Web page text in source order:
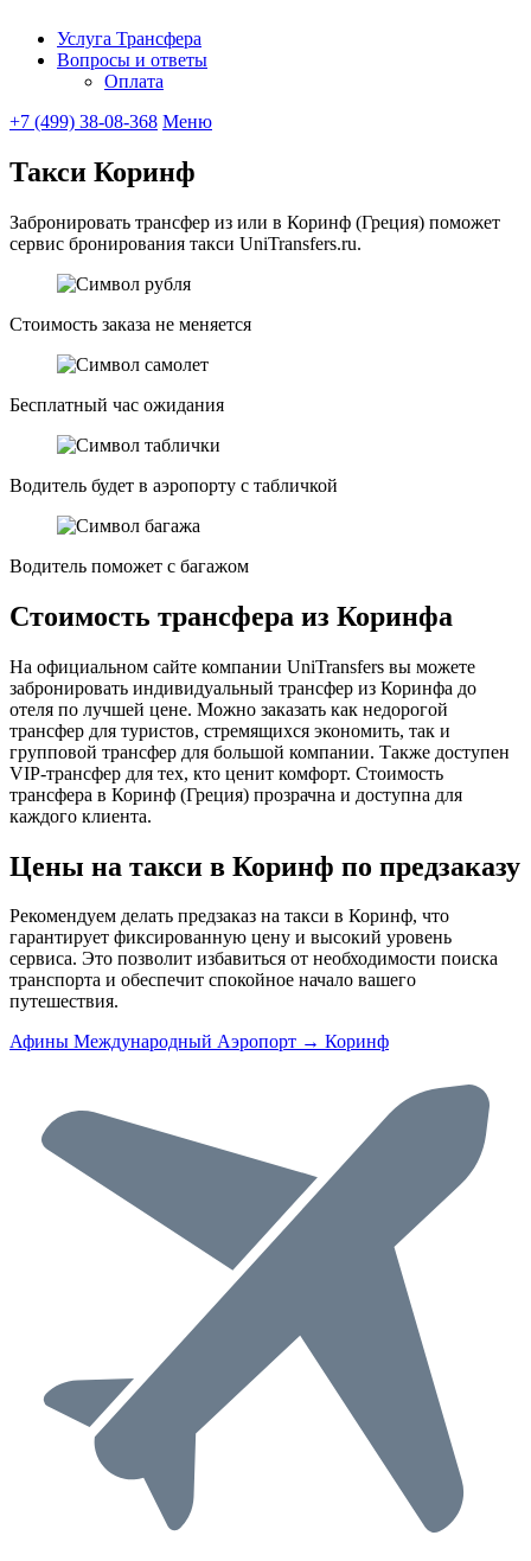
Услуга Трансфера
Вопросы и ответы
Оплата
+7 (499) 38-08-368 Меню
Такси Коринф
Забронировать трансфер из или в Коринф (Греция) поможет
сервис бронирования такси UniTransfers.ru.
Стоимость заказа не меняется
Бесплатный час ожидания
Водитель будет в аэропорту с табличкой
Водитель поможет с багажом
Стоимость трансфера из Коринфа
На официальном сайте компании UniTransfers вы можете
забронировать индивидуальный трансфер из Коринфа до
отеля по лучшей цене. Можно заказать как недорогой
трансфер для туристов, стремящихся экономить, так и
групповой трансфер для большой компании. Также доступен
VIP-трансфер для тех, кто ценит комфорт. Стоимость
трансфера в Коринф (Греция) прозрачна и доступна для
каждого клиента.
Цены на такси в Коринф по предзаказу
Рекомендуем делать предзаказ на такси в Коринф, что
гарантирует фиксированную цену и высокий уровень
сервиса. Это позволит избавиться от необходимости поиска
транспорта и обеспечит спокойное начало вашего
путешествия.
Афины Международный Аэропорт → Коринф